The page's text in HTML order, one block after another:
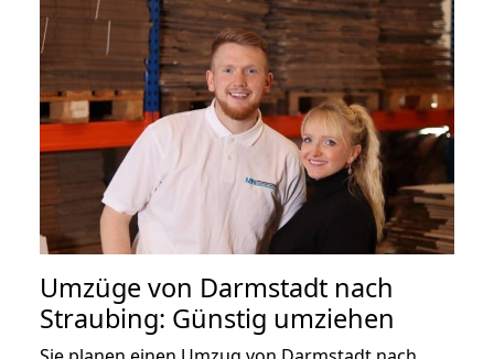
Umzüge von Darmstadt nach
Straubing: Günstig umziehen